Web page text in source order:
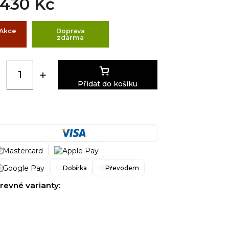
Kč
Doprava
zdarma
Přidat do košíku
Dobírka Převodem
varianty: